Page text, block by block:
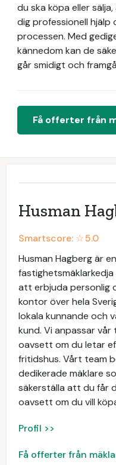
du ska köpa eller
dig professionell hjälp
processen. Med
kännedom kan de
går smidigt och
Få offerter från
Husman
Smartscore: ☆5.0
Husman Hagberg är
att erbjuda personlig
kontor över hela
lokala kunnande och
kund. Vi anpassar
oavsett om du letar
fritidshus. Vårt team
dedikerade mäklare
säkerställa att du får
oavsett om du vill
Profil >>
Få offerter från